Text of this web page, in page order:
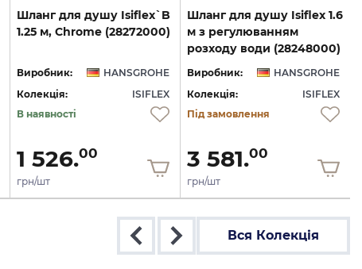
Шланг для душу Isiflex`B
1.25 м, Chrome (28272000)
Виробник:
HANSGROHE
Колекція:
ISIFLEX
В наявності
1 526.00
грн/шт
Шланг для душу Isiflex 1.6
м з регулюванням
розходу води (28248000)
Виробник:
HANSGROHE
Колекція:
ISIFLEX
Під замовлення
3 581.00
грн/шт
Вся Колекція